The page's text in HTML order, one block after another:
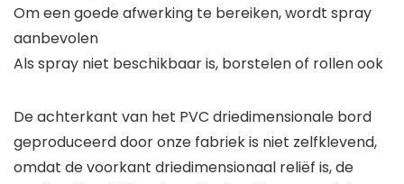
Om een goede afwerking te bereiken, wordt spray
aanbevolen
Als spray niet beschikbaar is, borstelen of rollen ook
De achterkant van het PVC driedimensionale bord
geproduceerd door onze fabriek is niet zelfklevend,
omdat de voorkant driedimensionaal reliëf is, de